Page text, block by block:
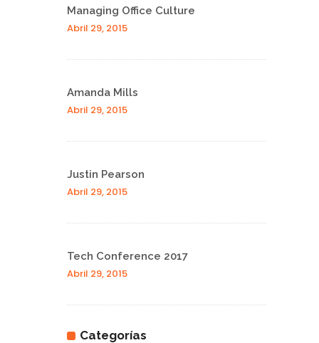
Managing Office Culture
Abril 29, 2015
Amanda Mills
Abril 29, 2015
Justin Pearson
Abril 29, 2015
Tech Conference 2017
Abril 29, 2015
Categorías